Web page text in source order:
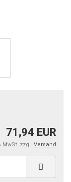
71,94 EUR
MwSt. zzgl. Versand